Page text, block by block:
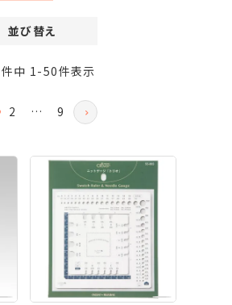
並び替え
価格が高い順
登録順
レビュー順
件中 1 -50件表示
2 … 9